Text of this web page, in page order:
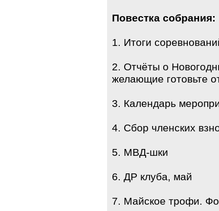
Повестка собрания:
1. Итоги
2. Отчёты о
желающие готовьте
3. Календарь
4. Сбор членских
5. МВД-шки
6. ДР клуба, май
7. Майское трофи.